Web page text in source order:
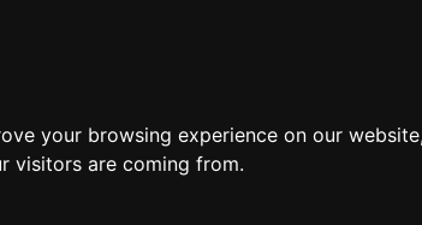
your browsing experience on our
visitors are coming from.